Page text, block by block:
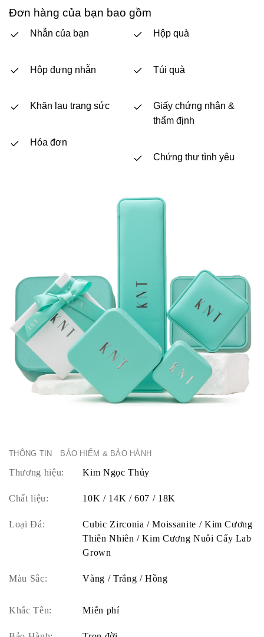
Đơn hàng của bạn bao gồm
Nhẫn của bạn
Hộp đựng nhẫn
Khăn lau trang sức
Hóa đơn
Hộp quà
Túi quà
Giấy chứng nhận &
thẩm định
Chứng thư tình yêu
THÔNG TIN BẢO HIỂM & BẢO HÀNH
Thương hiệu: Kim Ngọc Thủy
Chất liệu: 10K / 14K / 607 / 18K
Loại Đá:
Cubic Zirconia / Moissanite / Kim Cương
Thiên Nhiên / Kim Cương Nuôi Cấy Lab
Grown
Màu Sắc: Vàng / Trắng / Hồng
Khắc Tên: Miễn phí